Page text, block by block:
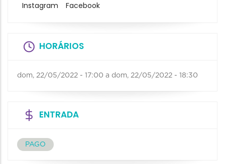
Instagram Facebook
HORÁRIOS
dom, 22/05/2022 - 17:00 a dom, 22/05/2022 - 18:30
ENTRADA
PAGO